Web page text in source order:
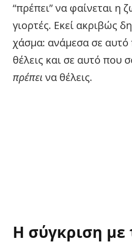
“πρέπει” να φαίνεται η
γιορτές. Εκεί ακριβώς
χάσμα: ανάμεσα σε
θέλεις και σε αυτό που
πρέπεινα θέλεις.
Η σύγκριση με